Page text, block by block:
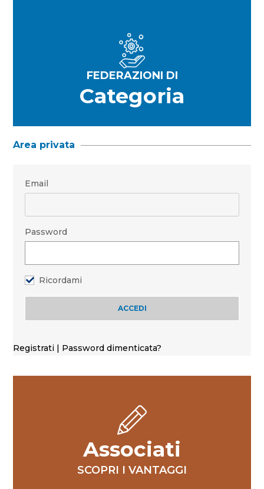
FEDERAZIONI DI
Categoria
Area privata
Email
Password
Ricordami
Registrati | Password dimenticata?
Associati
SCOPRI I VANTAGGI